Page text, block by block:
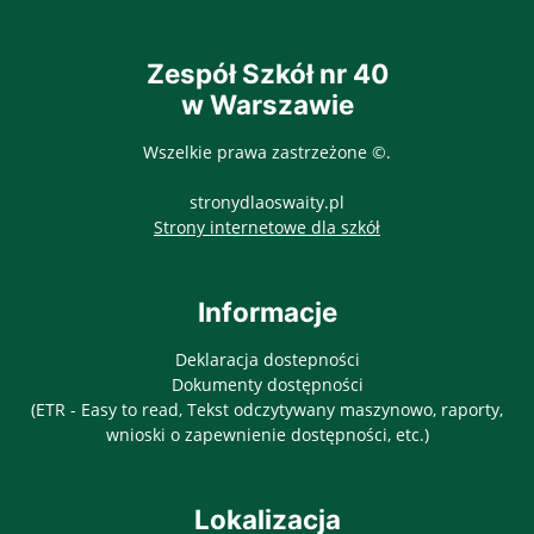
Zespół Szkół nr 40
w Warszawie
Wszelkie prawa zastrzeżone ©.
stronydlaoswaity.pl
Strony internetowe dla szkółotwiera się w
Informacje
Deklaracja dostepności
Dokumenty dostępności
(ETR - Easy to read, Tekst odczytywany maszynowo, raporty,
wnioski o zapewnienie dostępności, etc.)
Lokalizacja